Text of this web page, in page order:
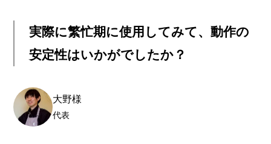
実際に繁忙期に使用してみて、動作の
安定性はいかがでしたか？
大野様
代表